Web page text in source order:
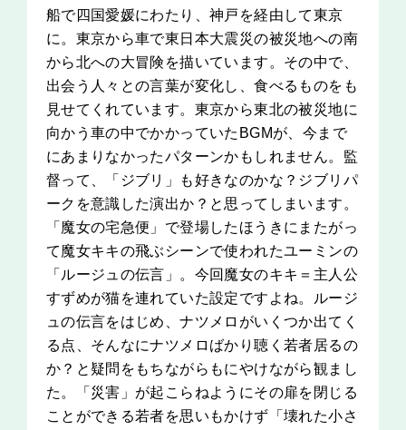
船で四国愛媛にわたり、神戸を経由して東京
に。東京から車で東日本大震災の被災地への南
から北への大冒険を描いています。その中で、
出会う人々との言葉が変化し、食べるものをも
見せてくれています。東京から東北の被災地に
向かう車の中でかかっていたBGMが、今まで
にあまりなかったパターンかもしれません。監
督って、「ジブリ」も好きなのかな？ジブリパ
ークを意識した演出か？と思ってしまいます。
「魔女の宅急便」で登場したほうきにまたがっ
て魔女キキの飛ぶシーンで使われたユーミンの
「ルージュの伝言」。今回魔女のキキ＝主人公
すずめが猫を連れていた設定ですよね。ルージ
ュの伝言をはじめ、ナツメロがいくつか出てく
る点、そんなにナツメロばかり聴く若者居るの
か？と疑問をもちながらもにやけながら観まし
た。「災害」が起こらねようにその扉を閉じる
ことができる若者を思いもかけず「壊れた小さ